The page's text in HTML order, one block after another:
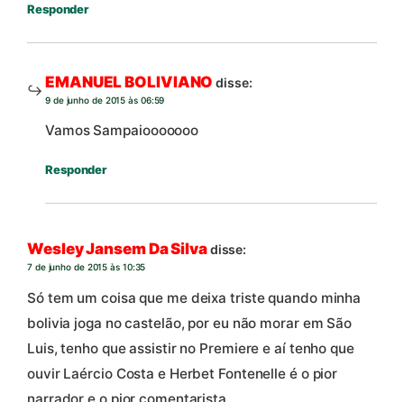
Responder
EMANUEL BOLIVIANO disse:
9 de junho de 2015 às 06:59
Vamos Sampaiooooooo
Responder
Wesley Jansem Da Silvadisse:
7 de junho de 2015 às 10:35
Só tem um coisa que me deixa triste quando minha
bolivia joga no castelão, por eu não morar em São
Luis, tenho que assistir no Premiere e aí tenho que
ouvir Laércio Costa e Herbet Fontenelle é o pior